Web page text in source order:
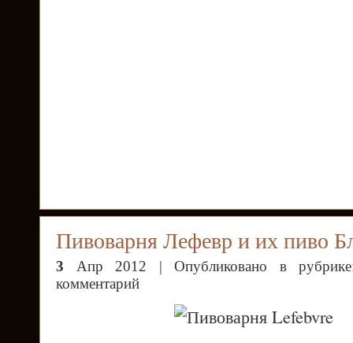
Пивоварня Лефевр и их пиво
3 Апр 2012 | Опубликовано в
комментарий